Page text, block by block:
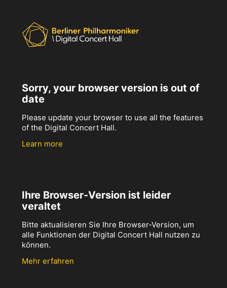
Sorry, your browser version is out of
date
Please update your browser to use all the features
of the Digital Concert Hall.
Learn more
Ihre Browser-Version ist leider
veraltet
Bitte aktualisieren Sie Ihre Browser-Version, um
alle Funktionen der Digital Concert Hall nutzen zu
können.
Mehr erfahren